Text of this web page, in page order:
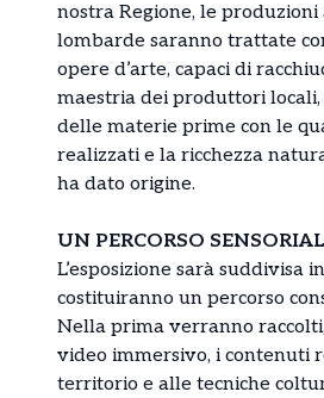
nostra Regione, le produzioni
lombarde saranno trattate
opere d’arte, capaci di
maestria dei produttori locali,
delle materie prime con le
realizzati e la ricchezza
ha dato origine.
UN PERCORSO
L’esposizione sarà suddivisa
costituiranno un percorso
Nella prima verranno
video immersivo, i contenuti
territorio e alle tecniche